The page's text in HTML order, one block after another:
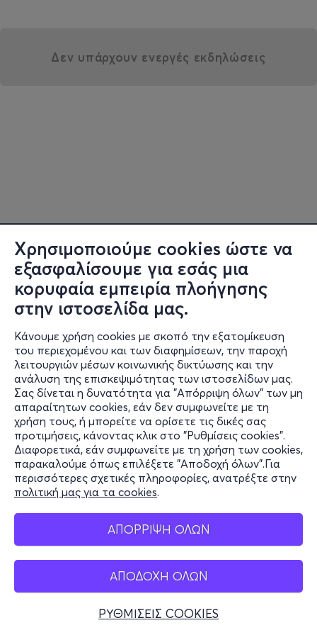
Χρησιμοποιούμε cookies ώστε να
εξασφαλίσουμε για εσάς μια
κορυφαία εμπειρία πλοήγησης
στην ιστοσελίδα μας.
Κάνουμε χρήση cookies με σκοπό την εξατομίκευση
του περιεχομένου και των διαφημίσεων, την παροχή
λειτουργιών μέσων κοινωνικής δικτύωσης και την
ανάλυση της επισκεψιμότητας των ιστοσελίδων μας.
Σας δίνεται η δυνατότητα για "Απόρριψη όλων" των μη
απαραίτητων cookies, εάν δεν συμφωνείτε με τη
χρήση τους, ή μπορείτε να ορίσετε τις δικές σας
προτιμήσεις, κάνοντας κλικ στο "Ρυθμίσεις cookies".
Διαφορετικά, εάν συμφωνείτε με τη χρήση των cookies,
παρακαλούμε όπως επιλέξετε "Αποδοχή όλων".Για
περισσότερες σχετικές πληροφορίες, ανατρέξτε στην
πολιτική μας για τα cookies.
ΑΠΟΡΡΙΨΗ ΟΛΩΝ
ΑΠΟΔΟΧΗ ΟΛΩΝ
ΡΥΘΜΙΣΕΙΣ COOKIES
Δεν υπάρχουν ενεργές εκδηλώσεις